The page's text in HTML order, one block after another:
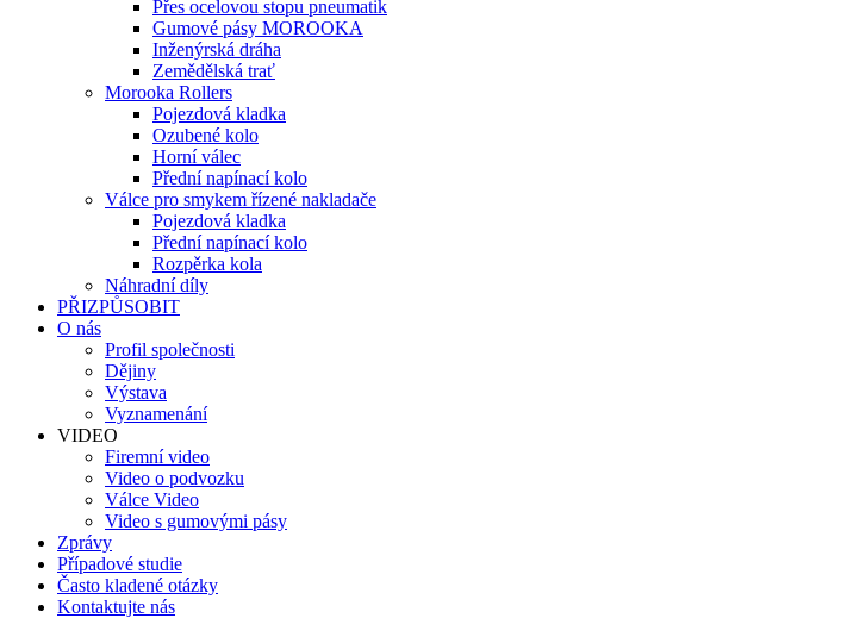
Přes ocelovou stopu pneumatik
Gumové pásy MOROOKA
Inženýrská dráha
Zemědělská trať
Morooka Rollers
Pojezdová kladka
Ozubené kolo
Horní válec
Přední napínací kolo
Válce pro smykem řízené nakladače
Pojezdová kladka
Přední napínací kolo
Rozpěrka kola
Náhradní díly
PŘIZPŮSOBIT
O nás
Profil společnosti
Dějiny
Výstava
Vyznamenání
VIDEO
Firemní video
Video o podvozku
Válce Video
Video s gumovými pásy
Zprávy
Případové studie
Často kladené otázky
Kontaktujte nás